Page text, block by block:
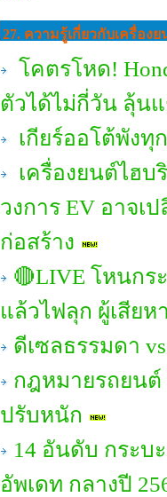
27. ความรู้เกี่ยวกับเครื่อ
โคตรโหด!
ตัวได้ไม่กี่วัน ลุ้น
เกียร์ออโต้พัง
เครื่องยนต์ไฮบ
วงการ EV อาจ
ก่อสร้าง
🔴LIVE โหนกร
แล้วไฟลุก ผู้เสีย
ดีเซลธรรมดา
กฎหมายรถยนต์
ปรับหนัก
14 อันดับ กระบ
อัพเดท กลางปี